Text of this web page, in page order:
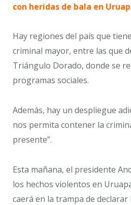
con heridas de bala en
Hay regiones del país que
criminal mayor, entre las que
Triángulo Dorado, donde se
programas sociales.
Además, hay un despliegue
nos permita contener la
presente”.
Esta mañana, el presidente
los hechos violentos en
caerá en la trampa de